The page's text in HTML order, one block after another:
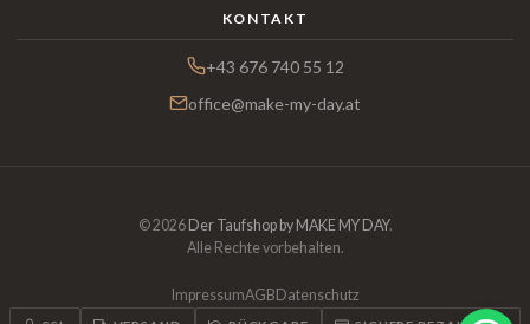
KONTAKT
+43 676 740 55 12
office@make-my-day.at
© 2026 Der Taufshop by MAKE MY DAY.
Alle Rechte vorbehalten.
ImpressumAGB Datenschutz